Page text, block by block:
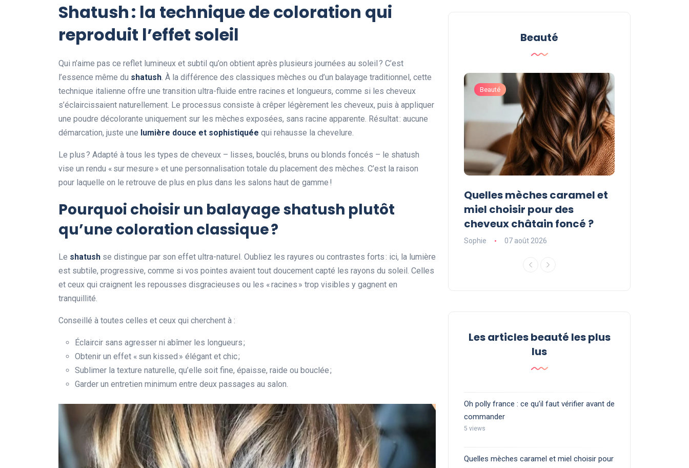
Shatush : la technique de coloration qui
reproduit l’effet soleil
Qui n’aime pas ce reflet lumineux et subtil qu’on obtient après plusieurs journées au soleil ? C’est
l’essence même du shatush. À la différence des classiques mèches ou d’un balayage traditionnel, cette
technique italienne offre une transition ultra-fluide entre racines et longueurs, comme si les cheveux
s’éclaircissaient naturellement. Le processus consiste à crêper légèrement les cheveux, puis à appliquer
une poudre décolorante uniquement sur les mèches exposées, sans racine apparente. Résultat : aucune
démarcation, juste une lumière douce et sophistiquée qui rehausse la chevelure.
Le plus ? Adapté à tous les types de cheveux – lisses, bouclés, bruns ou blonds foncés – le shatush
vise un rendu « sur mesure » et une personnalisation totale du placement des mèches. C’est la raison
pour laquelle on le retrouve de plus en plus dans les salons haut de gamme !
Pourquoi choisir un balayage shatush plutôt
qu’une coloration classique ?
Le shatush se distingue par son effet ultra-naturel. Oubliez les rayures ou contrastes forts : ici, la lumière
est subtile, progressive, comme si vos pointes avaient tout doucement capté les rayons du soleil. Celles
et ceux qui craignent les repousses disgracieuses ou les « racines » trop visibles y gagnent en
tranquillité.
Conseillé à toutes celles et ceux qui cherchent à :
Éclaircir sans agresser ni abîmer les longueurs ;
Obtenir un effet « sun kissed » élégant et chic ;
Sublimer la texture naturelle, qu’elle soit fine, épaisse, raide ou bouclée ;
Garder un entretien minimum entre deux passages au salon.
Beauté
Beauté
avec frange devant adopter
Beauté
Quelles mèches caramel et
miel choisir pour des
cheveux châtain foncé ?
Sophie 07 août 2026
Les articles beauté les plus
lus
Oh polly france : ce qu’il faut vérifier avant de
commander
5 views
Quelles mèches caramel et miel choisir pour